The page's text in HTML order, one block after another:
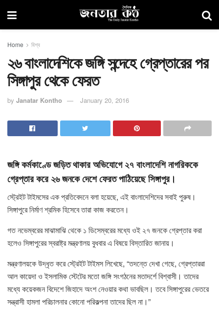
Home বিশ্ব
২৬ বাংলাদেশিকে জঙ্গি সন্দেহে গ্রেপ্তারের পর
সিঙ্গাপুর থেকে ফেরত
by Janatar Kontho January 20, 2016
জঙ্গি কর্মকাণ্ডে জড়িত থাকার অভিযোগে ২৭ বাংলাদেশি নাগরিককে
গ্রেপ্তার করে ২৬ জনকে দেশে ফেরত পাঠিয়েছে সিঙ্গাপুর।
স্ট্রেইট টাইমসের এক প্রতিবেদনে বলা হয়েছে, এই বাংলাদেশিদের সবাই পুরুষ।
সিঙ্গাপুরে নির্মাণ শ্রমিক হিসেবে তারা কাজ করতেন।
গত নভেম্বরের মাঝামাঝি থেকে ১ ডিসেম্বরের মধ্যে ওই ২৭ জনকে গ্রেপ্তার করা
হলেও সিঙ্গাপুরের স্বরাষ্ট্র মন্ত্রণালয় বুধবার এ বিষয়ে বিস্তারিত জানায়।
মন্ত্রণালয়কে উদ্ধৃত করে স্ট্রেইট টাইমস লিখেছে, “তদন্তে দেখা গেছে, গ্রেপ্তাররা
আল কায়েদা ও ইসলামিক স্টেটের মতো জঙ্গি সংগঠনের মতাদর্শে বিশ্বাসী। তাদের
মধ্যে কয়েকজন বিদেশে জিহাদে অংশ নেওয়ার কথা ভাবছিল। তবে সিঙ্গাপুরের ভেতরে
সন্ত্রাসী হামলা পরিচালনার কোনো পরিকল্পনা তাদের ছিল না।”